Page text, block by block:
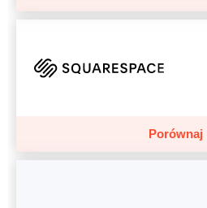
Porównaj